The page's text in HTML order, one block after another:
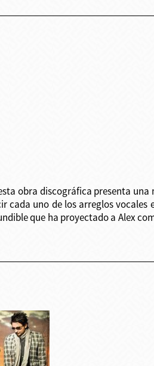
obra discográfica presenta
uno de los arreglos vocales
que ha proyectado a Alex